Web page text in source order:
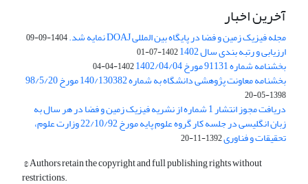
آخرین اخبار
مجله فیزیک زمین و فضا در پایگاه بین المللی DOAJ نمایه شد. 1404-09-09
ارزیابی و رتبه بندی سال 1402 1402-07-01
بخشنامه شماره 91131 مورخ 1402/04/04 1402-04-04
بخشنامه معاونت پژوهشی دانشگاه به شماره 140/130382 مورخ 98/5/20
1398-05-20
دریافت مجوز انتشار 1 شماره از نشریه فیزیک زمین و فضا در هر سال به
زبان انگلیسی در جلسه کار گروه علوم پایه مورخ 22/10/92 وزارت علوم،
تحقیقات و فناوری1392-11-20
© Authors retain the copyright and full publishing rights without
restrictions.